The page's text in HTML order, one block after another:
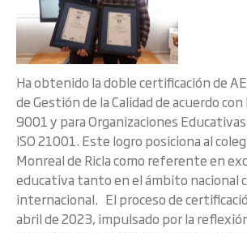
Ha obtenido la doble certificación de
de Gestión de la Calidad de acuerdo con
9001 y para Organizaciones
ISO 21001. Este logro posiciona al
Monreal de Ricla como referente en
educativa tanto en el ámbito nacional
internacional. El proceso de
abril de 2023, impulsado por la